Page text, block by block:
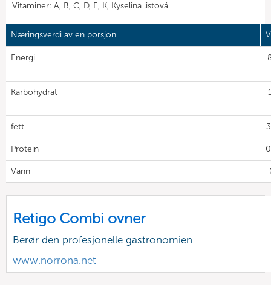
Vitaminer: A, B, C, D, E, K, Kyselina listová
Næringsverdi av en porsjon
Energi
Karbohydrat
fett
Protein
Vann
Retigo Combi ovner
Berør den profesjonelle gastronomien
www.norrona.net